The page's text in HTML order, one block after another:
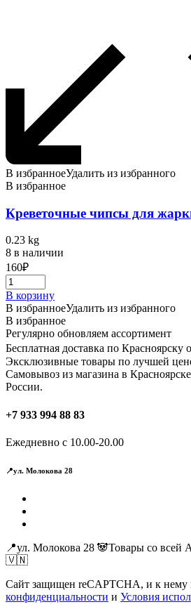
В избранноеУдалить из избранного
В избранное
Креветочные чипсы для
0.23 kg
8 в наличии
160₽
В корзину
В избранноеУдалить из избранного
В избранное
Регулярно обновляем ассортимент
Бесплатная доставка по Красноярску
Эксклюзивные товары по лучшей
Самовывоз из магазина в
России.
+7 933 994 88 83
Ежедневно с 10.00-20.00
📍ул. Молокова 28
📍ул. Молокова 28 🐼Товары со
🇻🇳
Сайт защищен reCAPTCHA, и к нему
конфиденциальности и Условия